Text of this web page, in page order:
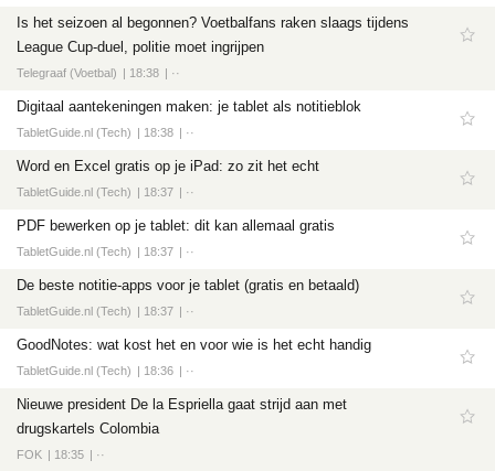
Is het seizoen al begonnen? Voetbalfans raken slaags tijdens
League Cup-duel, politie moet ingrijpen
Telegraaf (Voetbal) 18:38 ··
Digitaal aantekeningen maken: je tablet als notitieblok
TabletGuide.nl (Tech) 18:38 ··
Word en Excel gratis op je iPad: zo zit het echt
TabletGuide.nl (Tech) 18:37 ··
PDF bewerken op je tablet: dit kan allemaal gratis
TabletGuide.nl (Tech) 18:37 ··
De beste notitie-apps voor je tablet (gratis en betaald)
TabletGuide.nl (Tech) 18:37 ··
GoodNotes: wat kost het en voor wie is het echt handig
TabletGuide.nl (Tech) 18:36 ··
Nieuwe president De la Espriella gaat strijd aan met
drugskartels Colombia
FOK 18:35 ··